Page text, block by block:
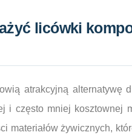
licówki
atrakcyjną alternatywę
i często mniej kosztownej
materiałów żywicznych,